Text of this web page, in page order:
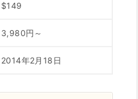
$149
3,980円～
2014年2月18日